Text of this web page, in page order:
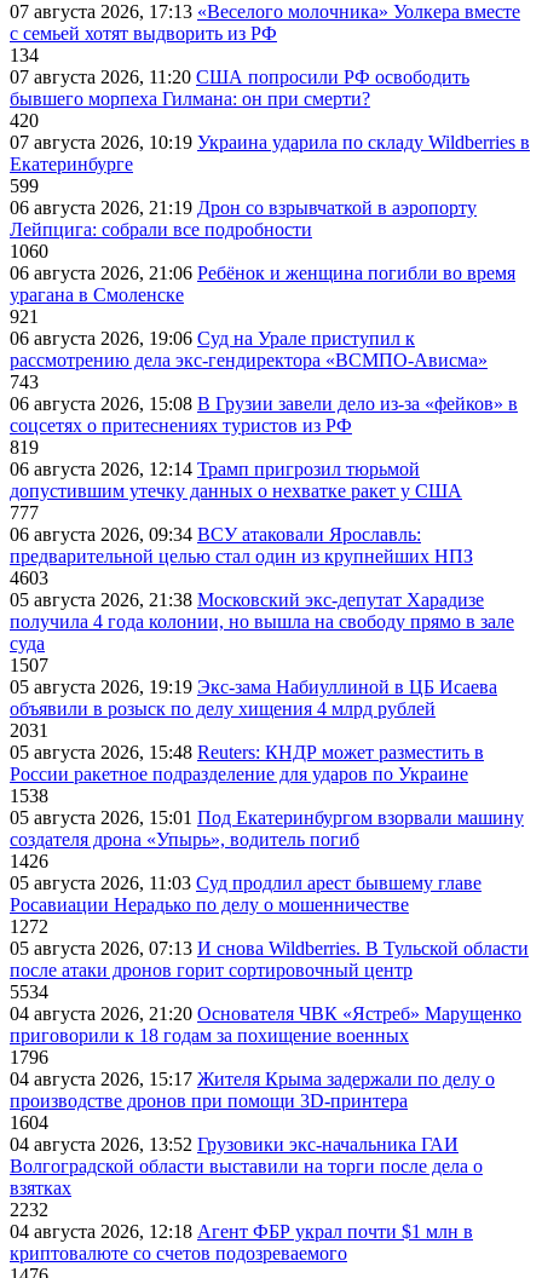
07 августа 2026, 17:13 «Веселого молочника» Уолкера вместе
с семьей хотят выдворить из РФ
134
07 августа 2026, 11:20 США попросили РФ освободить
бывшего морпеха Гилмана: он при смерти?
420
07 августа 2026, 10:19 Украина ударила по складу Wildberries в
Екатеринбурге
599
06 августа 2026, 21:19 Дрон со взрывчаткой в аэропорту
Лейпцига: собрали все подробности
1060
06 августа 2026, 21:06 Ребёнок и женщина погибли во время
урагана в Смоленске
921
06 августа 2026, 19:06 Суд на Урале приступил к
рассмотрению дела экс-гендиректора «ВСМПО-Ависма»
743
06 августа 2026, 15:08 В Грузии завели дело из-за «фейков» в
соцсетях о притеснениях туристов из РФ
819
06 августа 2026, 12:14 Трамп пригрозил тюрьмой
допустившим утечку данных о нехватке ракет у США
777
06 августа 2026, 09:34 ВСУ атаковали Ярославль:
предварительной целью стал один из крупнейших НПЗ
4603
05 августа 2026, 21:38 Московский экс-депутат Харадизе
получила 4 года колонии, но вышла на свободу прямо в зале
суда
1507
05 августа 2026, 19:19 Экс-зама Набиуллиной в ЦБ Исаева
объявили в розыск по делу хищения 4 млрд рублей
2031
05 августа 2026, 15:48 Reuters: КНДР может разместить в
России ракетное подразделение для ударов по Украине
1538
05 августа 2026, 15:01 Под Екатеринбургом взорвали машину
создателя дрона «Упырь», водитель погиб
1426
05 августа 2026, 11:03 Суд продлил арест бывшему главе
Росавиации Нерадько по делу о мошенничестве
1272
05 августа 2026, 07:13 И снова Wildberries. В Тульской области
после атаки дронов горит сортировочный центр
5534
04 августа 2026, 21:20 Основателя ЧВК «Ястреб» Марущенко
приговорили к 18 годам за похищение военных
1796
04 августа 2026, 15:17 Жителя Крыма задержали по делу о
производстве дронов при помощи 3D‑принтера
1604
04 августа 2026, 13:52 Грузовики экс-начальника ГАИ
Волгоградской области выставили на торги после дела о
взятках
2232
04 августа 2026, 12:18 Агент ФБР украл почти $1 млн в
криптовалюте со счетов подозреваемого